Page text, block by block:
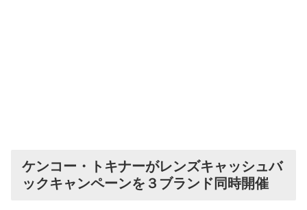
ケンコー・トキナーがレンズキャッシュバ
ックキャンペーンを３ブランド同時開催